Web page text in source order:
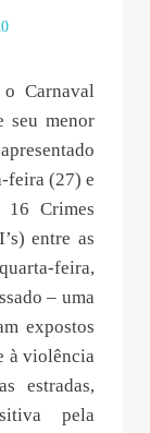
Carnaval
seu menor
feira (27) e
16 Crimes
entre as
feira,
– uma
expostos
à violência
estradas,
pela